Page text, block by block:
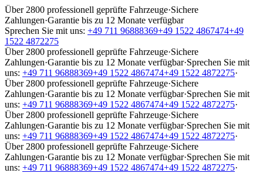
Über 2800 professionell geprüfte Fahrzeuge·Sichere
Zahlungen·Garantie bis zu 12 Monate verfügbar
Sprechen Sie mit uns: +49 711 96888369+49 1522 4867474+49
1522 4872275
Über 2800 professionell geprüfte Fahrzeuge·Sichere
Zahlungen·Garantie bis zu 12 Monate verfügbar·Sprechen Sie mit
uns: +49 711 96888369+49 1522 4867474+49 1522 4872275·
Über 2800 professionell geprüfte Fahrzeuge·Sichere
Zahlungen·Garantie bis zu 12 Monate verfügbar·Sprechen Sie mit
uns: +49 711 96888369+49 1522 4867474+49 1522 4872275·
Über 2800 professionell geprüfte Fahrzeuge·Sichere
Zahlungen·Garantie bis zu 12 Monate verfügbar·Sprechen Sie mit
uns: +49 711 96888369+49 1522 4867474+49 1522 4872275·
Über 2800 professionell geprüfte Fahrzeuge·Sichere
Zahlungen·Garantie bis zu 12 Monate verfügbar·Sprechen Sie mit
uns: +49 711 96888369+49 1522 4867474+49 1522 4872275·